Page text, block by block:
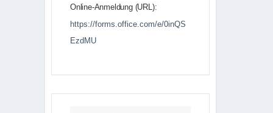
Online-Anmeldung (URL):
https://forms.office.com/e/0inQS
EzdMU